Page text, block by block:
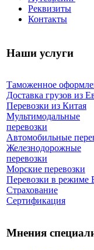
Реквизиты
Контакты
Наши услуги
Таможенное
Доставка грузов из
Перевозки из Китая
Мультимодальные
перевозки
Автомобильные
Железнодорожные
перевозки
Морские перевозки
Перевозки в режиме
Страхование
Сертификация
Мнения